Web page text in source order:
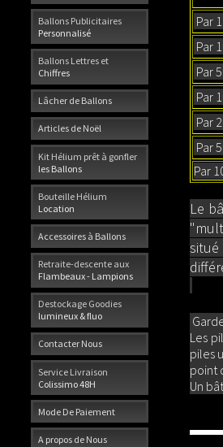
Ballons Publicitaires
Personnalisé
Ballons Lettres et
Chiffres
Lâcher de Ballons
Articles de Noël
Kit Hélium prêt à gonfler
les Ballons
Bouteille Hélium
Location
Accessoires à Ballons
Retraite-descente aux
Flambeaux - Lampions
Destockage Goodies
lumineux & fluo
Contacter Nous
Service Livraison
Colissimo 48H
Mode De Paiement
A propos de Nous
Par
Par
Par
Par
Par
Par
Par
Le
situé
Les
piles
point
Un